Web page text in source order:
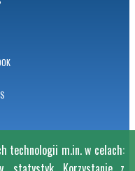
technologii m.in. w celach: